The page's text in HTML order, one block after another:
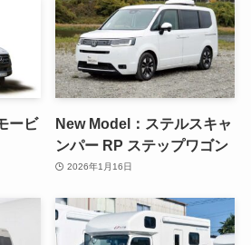
ービ
New Model：ステルスキャ
ンパー RP ステップワゴン
2026年1月16日